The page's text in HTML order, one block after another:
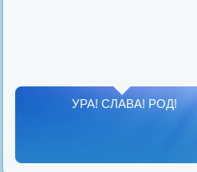
УРА! СЛАВА! РОД!